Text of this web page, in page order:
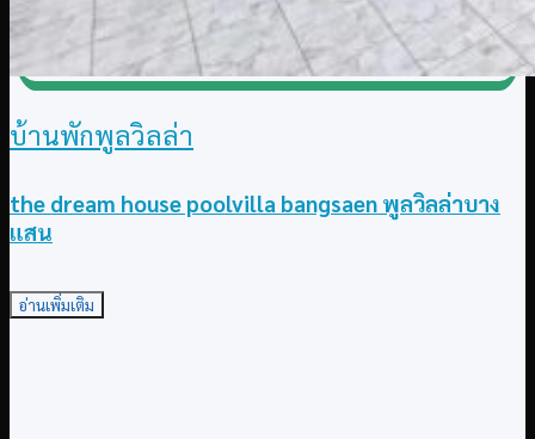
บ้านพักพูลวิลล่า
the dream house poolvilla bangsaen พูลวิลล่าบาง
แสน
อ่านเพิ่มเติม